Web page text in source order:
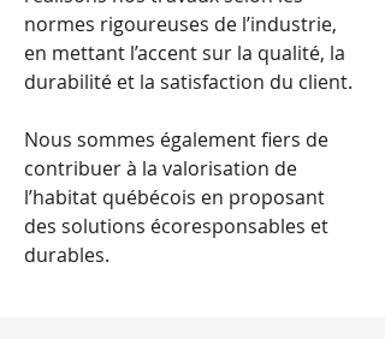
normes rigoureuses de l’industrie,
en mettant l’accent sur la qualité, la
durabilité et la satisfaction du client.
Nous sommes également fiers de
contribuer à la valorisation de
l’habitat québécois en proposant
des solutions écoresponsables et
durables.